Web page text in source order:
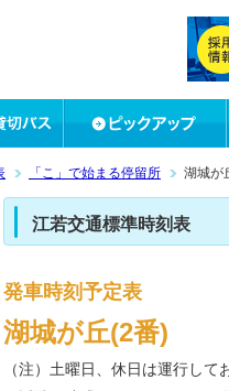
「こ」で始まる停留所 湖城が
江若交通標準時刻表
発車時刻予定表
湖城が丘(2番)
（注）土曜日、休日は運行して